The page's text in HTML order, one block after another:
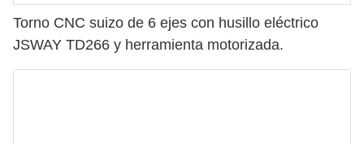
Torno CNC suizo de 6 ejes con husillo eléctrico
JSWAY TD266 y herramienta motorizada.